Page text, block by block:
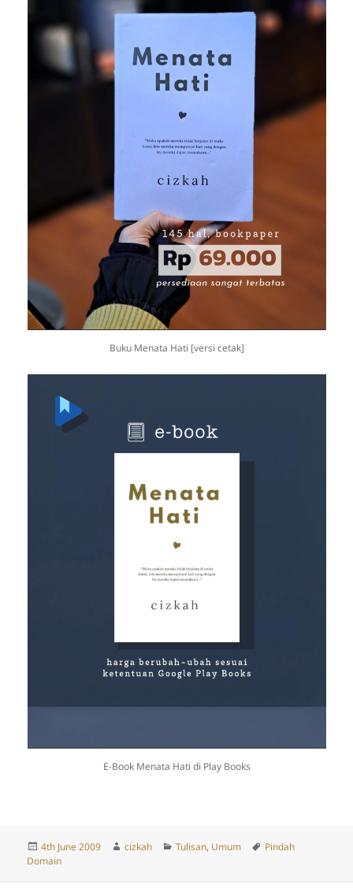
Buku Menata Hati [versi cetak]
E-Book Menata Hati di Play Books
Posted
on
4th June 2009 Author
cizkah Categories
Tulisan, Umum Tags
Pindah
Domain